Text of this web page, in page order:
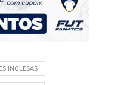
INGLESAS